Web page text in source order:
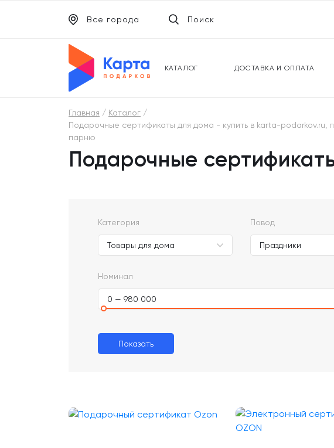
КАТАЛОГ ДОСТАВКА И ОПЛАТА
Все города Поиск
ПОДАРОЧНЫЕ КАРТЫ
Главная
Каталог
Подарочные сертификаты для дома - купить в karta-
парню
Подарочные
Категория Повод
Номинал
0 — 980 000
Показать